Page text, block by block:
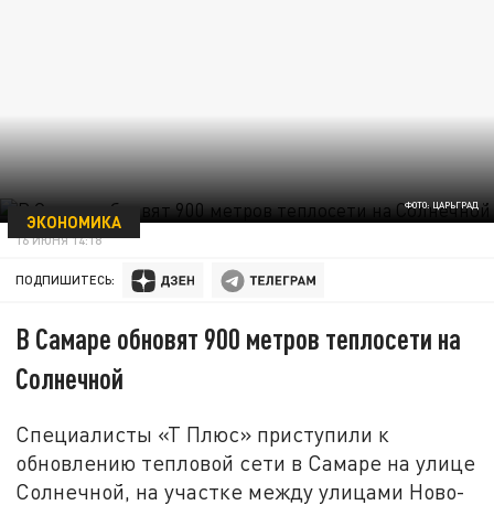
ФОТО: ЦАРЬГРАД
ЭКОНОМИКА
16 ИЮНЯ 14:18
ПОДПИШИТЕСЬ:
В Самаре обновят 900 метров теплосети на
Солнечной
Специалисты «Т Плюс» приступили к
обновлению тепловой сети в Самаре на улице
Солнечной, на участке между улицами Ново-